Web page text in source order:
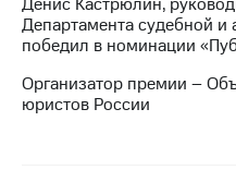
Департамента судебной и
победил в номинации
Организатор премии –
юристов России